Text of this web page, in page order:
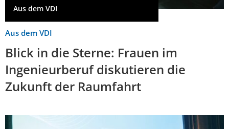
Aus dem VDI
Aus dem VDI
Blick in die Sterne: Frauen im
Ingenieurberuf diskutieren die
Zukunft der Raumfahrt